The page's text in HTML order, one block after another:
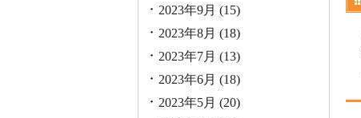
2023年9月 (15)
2023年8月 (18)
2023年7月 (13)
2023年6月 (18)
2023年5月 (20)